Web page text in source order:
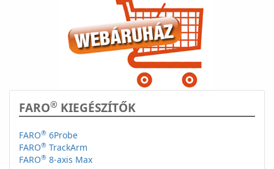
FARO® KIEGÉSZÍTŐK
FARO® 6Probe
FARO® TrackArm
FARO® 8-axis Max